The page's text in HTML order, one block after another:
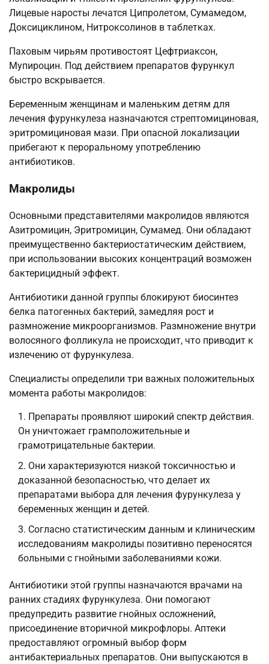
Лицевые наросты лечатся Ципролетом, Сумамедом,
Доксициклином, Нитроксолинов в таблетках.
Паховым чирьям противостоят Цефтриаксон,
Мупироцин. Под действием препаратов фурункул
быстро вскрывается.
Беременным женщинам и маленьким детям для
лечения фурункулеза назначаются стрептомициновая,
эритромициновая мази. При опасной локализации
прибегают к пероральному употреблению
антибиотиков.
Макролиды
Основными представителями макролидов являются
Азитромицин, Эритромицин, Сумамед. Они обладают
преимущественно бактериостатическим действием,
при использовании высоких концентраций возможен
бактерицидный эффект.
Антибиотики данной группы блокируют биосинтез
белка патогенных бактерий, замедляя рост и
размножение микроорганизмов. Размножение внутри
волосяного фолликула не происходит, что приводит к
излечению от фурункулеза.
Специалисты определили три важных положительных
момента работы макролидов:
Препараты проявляют широкий спектр действия.
Он уничтожает грамположительные и
грамотрицательные бактерии.
Они характеризуются низкой токсичностью и
доказанной безопасностью, что делает их
препаратами выбора для лечения фурункулеза у
беременных женщин и детей.
Согласно статистическим данным и клиническим
исследованиям макролиды позитивно переносятся
больными с гнойными заболеваниями кожи.
Антибиотики этой группы назначаются врачами на
ранних стадиях фурункулеза. Они помогают
предупредить развитие гнойных осложнений,
присоединение вторичной микрофлоры. Аптеки
предоставляют огромный выбор форм
антибактериальных препаратов. Они выпускаются в